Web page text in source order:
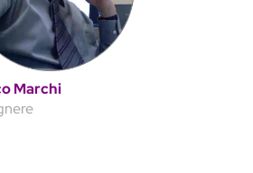
Marchi